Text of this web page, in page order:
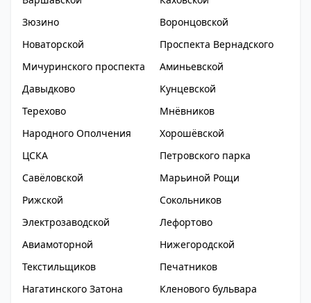
Зюзино
Воронцовской
Новаторской
Проспекта Вернадского
Мичуринского проспекта
Аминьевской
Давыдково
Кунцевской
Терехово
Мнёвников
Народного Ополчения
Хорошёвской
ЦСКА
Петровского парка
Савёловской
Марьиной Рощи
Рижской
Сокольников
Электрозаводской
Лефортово
Авиамоторной
Нижегородской
Текстильщиков
Печатников
Нагатинского Затона
Кленового бульвара